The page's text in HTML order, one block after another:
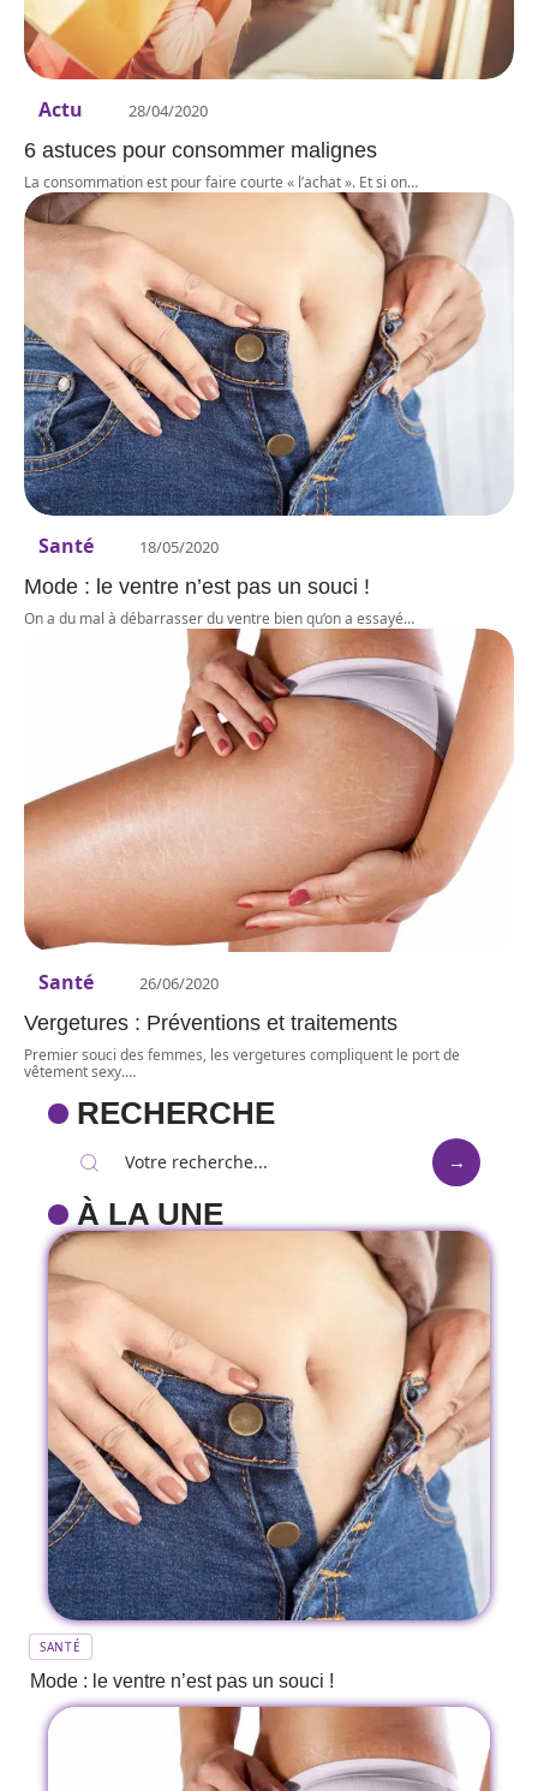
Actu 28/04/2020
6 astuces pour consommer malignes
La consommation est pour faire courte « l’achat ». Et si on…
Santé 18/05/2020
Mode : le ventre n’est pas un souci !
On a du mal à débarrasser du ventre bien qu’on a essayé…
Santé 26/06/2020
Vergetures : Préventions et traitements
Premier souci des femmes, les vergetures compliquent le port de
vêtement sexy.…
RECHERCHE
À LA UNE
SANTÉ
Mode : le ventre n’est pas un souci !